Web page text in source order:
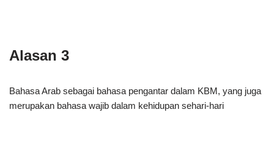
Alasan 3
Bahasa Arab sebagai bahasa pengantar dalam KBM, yang juga
merupakan bahasa wajib dalam kehidupan sehari-hari